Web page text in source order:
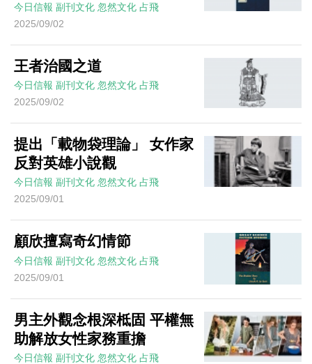
今日信報 副刊文化 忽然文化 占飛
2025/09/02
王者治國之道
今日信報 副刊文化 忽然文化 占飛
2025/09/02
提出「載物袋理論」 女作家
反對英雄小說觀
今日信報 副刊文化 忽然文化 占飛
2025/09/01
顧欣擅寫奇幻情節
今日信報 副刊文化 忽然文化 占飛
2025/09/01
男主外觀念根深柢固 平權無
助解放女性家務重擔
今日信報 副刊文化 忽然文化 占飛